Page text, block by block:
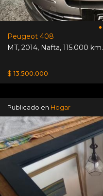
Peugeot 408
MT, 2014, Nafta, 115.000 km.
$ 13.500.000
Publicado en Hogar